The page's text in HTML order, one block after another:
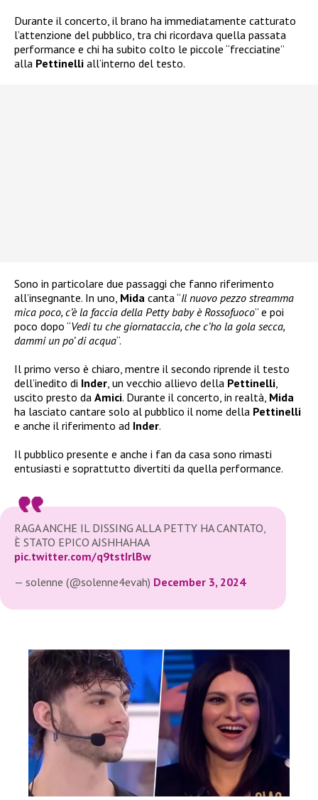
Durante il concerto, il brano ha immediatamente catturato
l’attenzione del pubblico, tra chi ricordava quella passata
performance e chi ha subito colto le piccole “frecciatine”
alla Pettinelli all’interno del testo.
Sono in particolare due passaggi che fanno riferimento
all’insegnante. In uno, Mida canta “Il nuovo pezzo streamma
mica poco, c’è la faccia della Petty baby è Rossofuoco” e poi
poco dopo “Vedi tu che giornataccia, che c’ho la gola secca,
dammi un po’ di acqua“.
Il primo verso è chiaro, mentre il secondo riprende il testo
dell’inedito di Inder , un vecchio allievo della Pettinelli
uscito presto da Amici. Durante il concerto, in realtà, Mida
ha lasciato cantare solo al pubblico il nome della Pettinelli
e anche il riferimento ad Inder.
Il pubblico presente e anche i fan da casa sono rimasti
entusiasti e soprattutto divertiti da quella performance.
RAGA ANCHE IL DISSING ALLA PETTY HA CANTATO,
È STATO EPICO AJSHHAHAA
pic.twitter.com/q9tstIrlBw
— solenne (@solenne4evah) December 3, 2024